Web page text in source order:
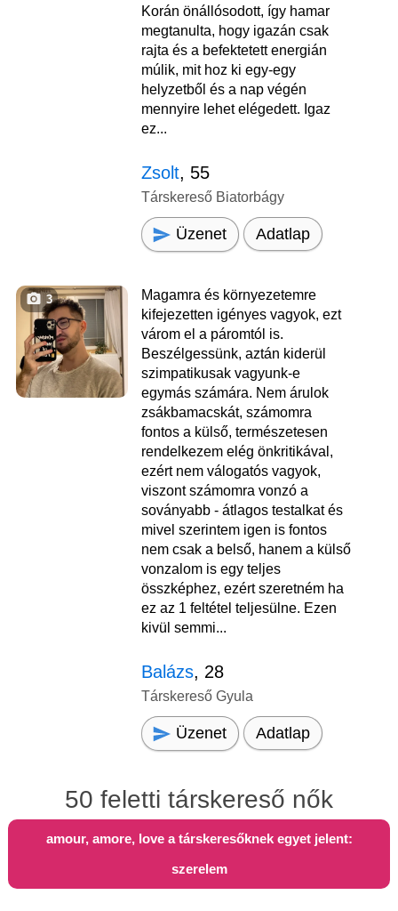
Korán önállósodott, így hamar
megtanulta, hogy igazán csak
rajta és a befektetett energián
múlik, mit hoz ki egy-egy
helyzetből és a nap végén
mennyire lehet elégedett. Igaz
ez...
Zsolt, 55
Társkereső Biatorbágy
Üzenet Adatlap
3
Magamra és környezetemre
kifejezetten igényes vagyok, ezt
várom el a páromtól is.
Beszélgessünk, aztán kiderül
szimpatikusak vagyunk-e
egymás számára. Nem árulok
zsákbamacskát, számomra
fontos a külső, természetesen
rendelkezem elég önkritikával,
ezért nem válogatós vagyok,
viszont számomra vonzó a
soványabb - átlagos testalkat és
mivel szerintem igen is fontos
nem csak a belső, hanem a külső
vonzalom is egy teljes
összképhez, ezért szeretném ha
ez az 1 feltétel teljesülne. Ezen
kivül semmi...
Balázs, 28
Társkereső Gyula
Üzenet Adatlap
50 feletti társkereső nők
amour, amore, love a társkeresőknek egyet jelent:
szerelem